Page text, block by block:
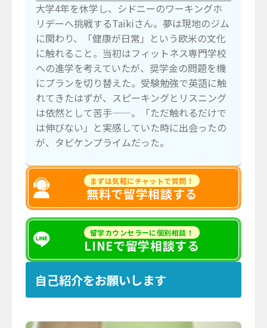
大学4年を休学し、シドニーのワーキングホ
リデーへ挑戦するTaikiさん。夢は現地のジム
に関わり、「健康が日常」という欧米の文化
に触れること。当初はフィットネス専門学校
への進学を考えていたが、奨学金の問題を機
にプランを切り替えた。受験勉強で英語に触
れてきたはずが、スピーキングとリスニング
は依然として苦手——。「ただ触れるだけで
は伸びない」と実感していた時に出会ったの
が、タビケンプライムだった。
まずは気軽にチャットで質問！
無料で留学相談する
留学カウンセラーに個別相談！
LINEで留学相談する
自己紹介をお願いします